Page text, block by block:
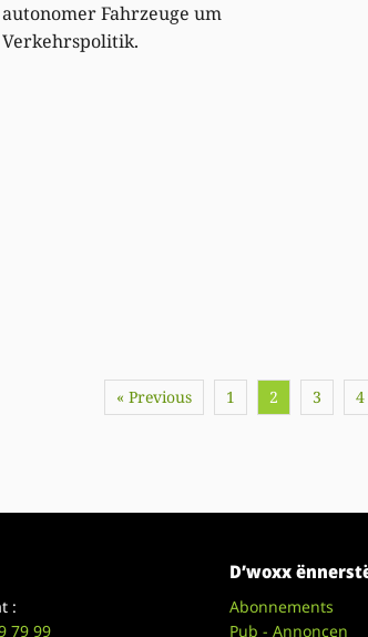
autonomer Fahrzeuge um
Verkehrspolitik.
« Previous 1 2 3 4
:
79 99
D’woxx
Abonnements
Pub - Annoncen